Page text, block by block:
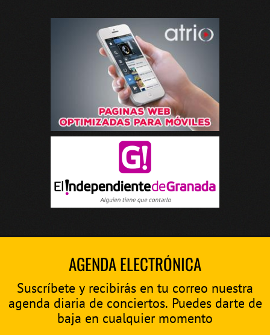
AGENDA ELECTRÓNICA
Suscríbete y recibirás en tu correo nuestra
agenda diaria de conciertos. Puedes darte de
baja en cualquier momento